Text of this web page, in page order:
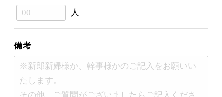
人
備考